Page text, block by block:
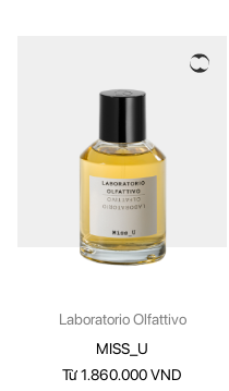
Laboratorio Olfattivo
MISS_U
Từ 1.860.000 VND